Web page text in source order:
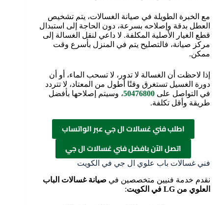
مع الخبرة الطويلة في صيانة الغسالات، يتم تشخيص
العطل بدقة وإصلاحه بسرعة، دون الحاجة إلى استبدال
قطع الغيار الأصلية المكلفة. لا داعي لنقل الغسالة إلى
مركز صيانة، فالتصليح يتم في المنزل بأسرع وقت
ممكن.
إذا لاحظت أن الغسالة لا تدور، لا تسحب الماء، أو أن
دورة الغسيل تستغرق وقتًا أطول من المعتاد، لا تتردد
في التواصل على 50476800، وسيتم إصلاحها بأفضل
طريقة وأقل تكلفة.
اطلب فني غسالات ال جي عبر الواتساب
اتصل الآن بافضل فني غسالات ال جي
فني غسالات باب علوي ال جي في الكويت
نقدم خدمة فنيين متخصصين في صيانة غسالات الباب
العلوي من LG في الكويت
: